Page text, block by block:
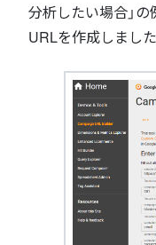
分析したい場合」
URLを作成しまし